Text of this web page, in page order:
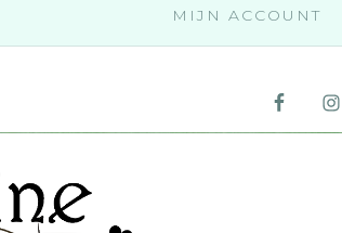
MIJN ACCOUNT